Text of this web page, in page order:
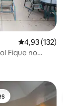
4,93 de uma
4,93 (132)
Fique no
dos hóspedes